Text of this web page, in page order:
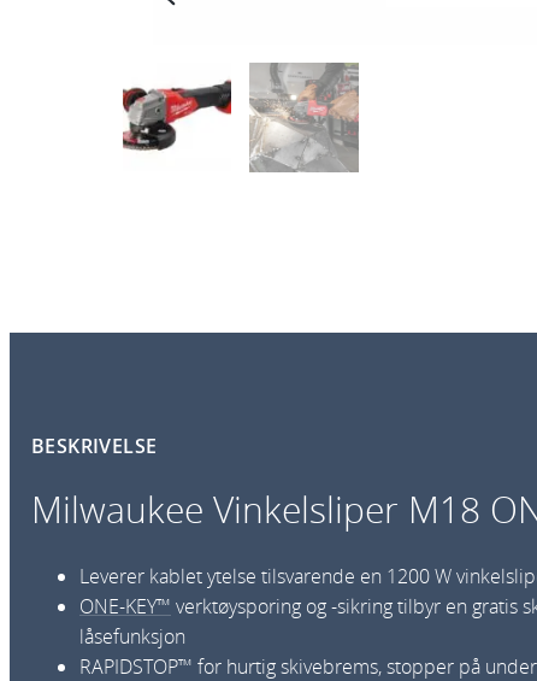
BESKRIVELSE
Milwaukee Vinkelsliper M18
Leverer kablet ytelse tilsvarende en 1200 W
ONE-KEY™ verktøysporing og -sikring tilbyr en gratis
låsefunksjon
RAPIDSTOP™ for hurtig skivebrems, stopper på